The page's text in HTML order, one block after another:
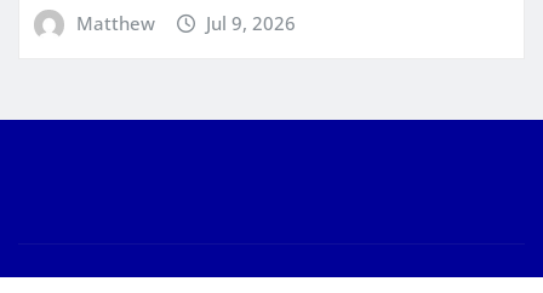
Matthew Jul 9, 2026